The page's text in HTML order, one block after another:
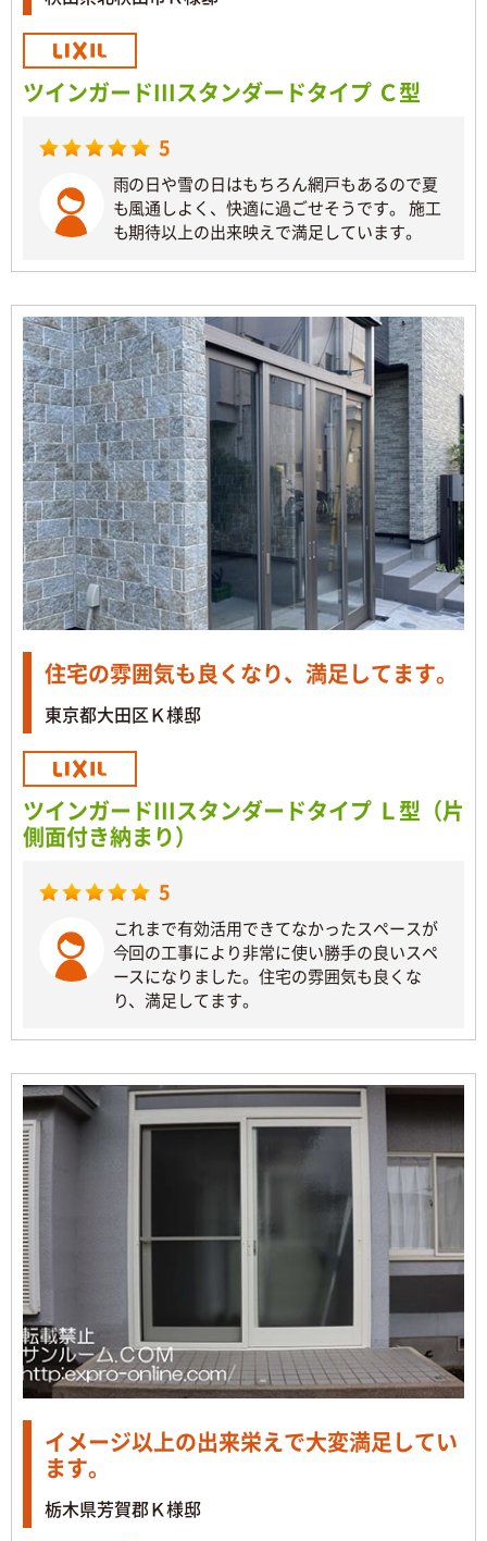
ツインガードIIIスタンダードタイプ Ｃ型
5
雨の日や雪の日はもちろん網戸もあるので夏
も風通しよく、快適に過ごせそうです。 施工
も期待以上の出来映えで満足しています。
住宅の雰囲気も良くなり、満足してます。
東京都大田区Ｋ様邸
ツインガードIIIスタンダードタイプ Ｌ型（片
側面付き納まり）
5
これまで有効活用できてなかったスペースが
今回の工事により非常に使い勝手の良いスペ
ースになりました。住宅の雰囲気も良くな
り、満足してます。
イメージ以上の出来栄えで大変満足してい
ます。
栃木県芳賀郡Ｋ様邸